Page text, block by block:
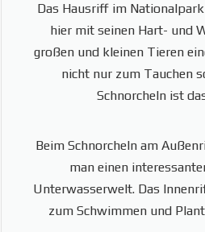
Das Hausriff im
hier mit seinen Hart- und
großen und kleinen Tieren
nicht nur zum Tauchen
Schnorcheln ist
Beim Schnorcheln am
man einen
Unterwasserwelt. Das
zum Schwimmen und